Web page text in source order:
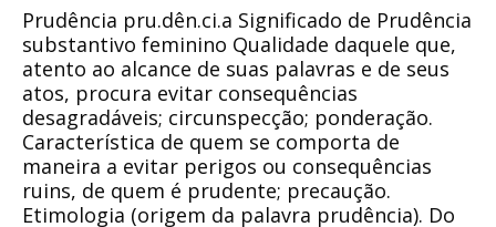
Prudência pru.dên.ci.a Significado de Prudência
substantivo feminino Qualidade daquele que,
atento ao alcance de suas palavras e de seus
atos, procura evitar consequências
desagradáveis; circunspecção; ponderação.
Característica de quem se comporta de
maneira a evitar perigos ou consequências
ruins, de quem é prudente; precaução.
Etimologia (origem da palavra prudência). Do